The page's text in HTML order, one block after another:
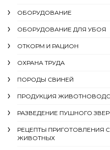
ОБОРУДОВАНИЕ
ОБОРУДОВАНИЕ ДЛЯ УБОЯ
ОТКОРМ И РАЦИОН
ОХРАНА ТРУДА
ПОРОДЫ СВИНЕЙ
ПРОДУКЦИЯ
РАЗВЕДЕНИЕ ПУШНОГО
РЕЦЕПТЫ ПРИГОТОВЛЕНИЯ
ЖИВОТНЫХ